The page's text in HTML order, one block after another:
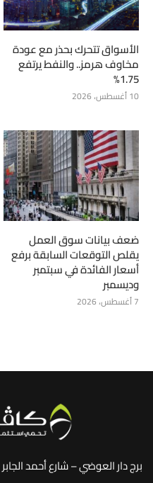
الأسواق تتحرك بحذر مع عودة
مخاوف هرمز.. والنفط يرتفع
1.75%
10 أغسطس، 2026
ضعف بيانات سوق العمل
يقلص التوقعات السابقة برفع
أسعار الفائدة في سبتمبر
وديسمبر
7 أغسطس، 2026
برج دار العوضي – شارع أحمد